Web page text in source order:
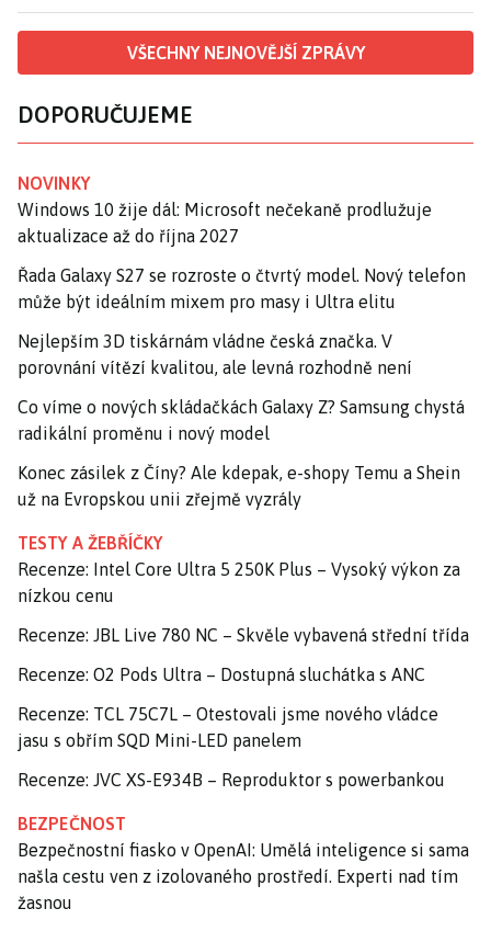
VŠECHNY NEJNOVĚJŠÍ ZPRÁVY
DOPORUČUJEME
NOVINKY
Windows 10 žije dál: Microsoft nečekaně prodlužuje
aktualizace až do října 2027
Řada Galaxy S27 se rozroste o čtvrtý model. Nový telefon
může být ideálním mixem pro masy i Ultra elitu
Nejlepším 3D tiskárnám vládne česká značka. V
porovnání vítězí kvalitou, ale levná rozhodně není
Co víme o nových skládačkách Galaxy Z? Samsung chystá
radikální proměnu i nový model
Konec zásilek z Číny? Ale kdepak, e-shopy Temu a Shein
už na Evropskou unii zřejmě vyzrály
TESTY A ŽEBŘÍČKY
Recenze: Intel Core Ultra 5 250K Plus – Vysoký výkon za
nízkou cenu
Recenze: JBL Live 780 NC – Skvěle vybavená střední třída
Recenze: O2 Pods Ultra – Dostupná sluchátka s ANC
Recenze: TCL 75C7L – Otestovali jsme nového vládce
jasu s obřím SQD Mini-LED panelem
Recenze: JVC XS-E934B – Reproduktor s powerbankou
BEZPEČNOST
Bezpečnostní fiasko v OpenAI: Umělá inteligence si sama
našla cestu ven z izolovaného prostředí. Experti nad tím
žasnou